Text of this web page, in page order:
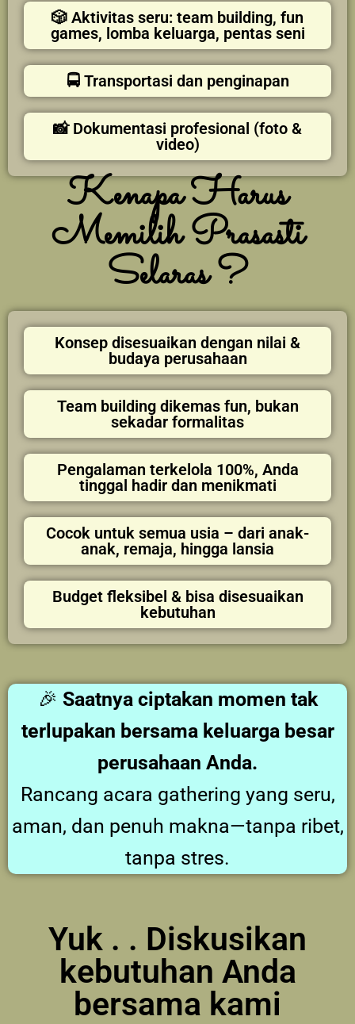
🎲 Aktivitas seru: team building, fun
games, lomba keluarga, pentas seni
🚍 Transportasi dan penginapan
📸 Dokumentasi profesional (foto &
video)
Kenapa Harus
Memilih Prasasti
Selaras ?
Konsep disesuaikan dengan nilai &
budaya perusahaan
Team building dikemas fun, bukan
sekadar formalitas
Pengalaman terkelola 100%, Anda
tinggal hadir dan menikmati
Cocok untuk semua usia – dari anak-
anak, remaja, hingga lansia
Budget fleksibel & bisa disesuaikan
kebutuhan
🎉 Saatnya ciptakan momen tak
terlupakan bersama keluarga besar
perusahaan Anda.
Rancang acara gathering yang seru,
aman, dan penuh makna—tanpa ribet,
tanpa stres.
Yuk . . Diskusikan
kebutuhan Anda
bersama kami